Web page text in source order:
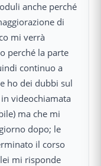
anche perché
di
mi verrà
perché la parte
continuo a
ho dei dubbi sul
videochiamata
ma che mi
dopo; le
il corso
mi risponde